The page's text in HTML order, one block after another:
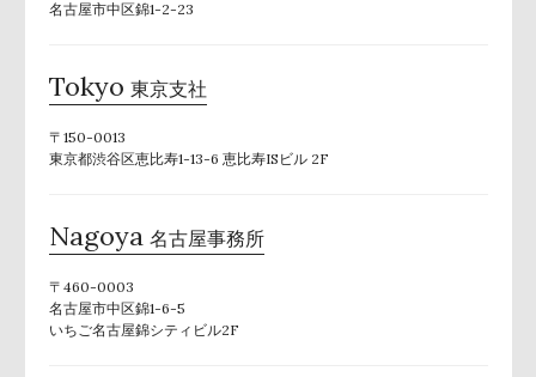
名古屋市中区錦1-2-23
Tokyo 東京支社
〒150-0013
東京都渋谷区恵比寿1-13-6 恵比寿ISビル 2F
Nagoya 名古屋事務所
〒460-0003
名古屋市中区錦1-6-5
いちご名古屋錦シティビル2F